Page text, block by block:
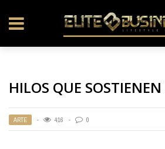
HILOS QUE
ARTE 416 0